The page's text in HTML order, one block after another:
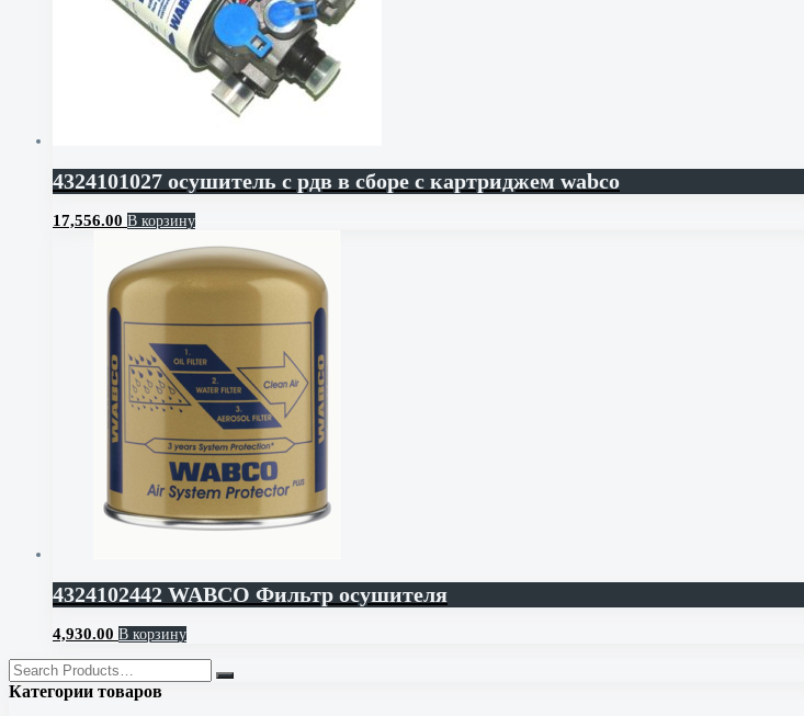
4324101027 осушитель с рдв в сборе с картриджем wabco
17,556.00 В корзину
4324102442 WABCO Фильтр осушителя
4,930.00 В корзину
Категории товаров